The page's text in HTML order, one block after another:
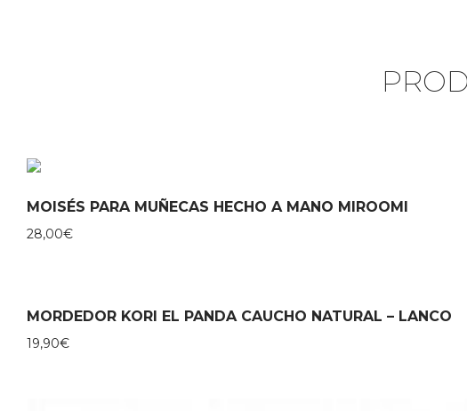
MOISÉS PARA MUÑECAS HECHO A MANO MIROOMI
28,00€
MORDEDOR KORI EL PANDA CAUCHO NATURAL – LANCO
19,90€